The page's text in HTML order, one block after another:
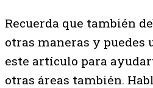
Recuerda que también
otras maneras y puedes
este artículo para
otras áreas también.